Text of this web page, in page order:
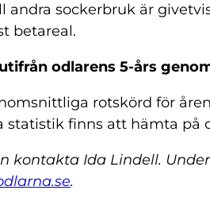
andra sockerbruk är
betareal.
odlarens 5-års
rotskörd för
statistik finns att hämta på
kontakta Ida Lindell.
.